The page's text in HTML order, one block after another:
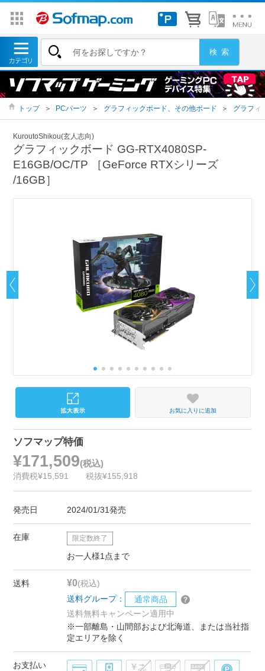
トップ ＞ PCパーツ ＞ グラフィックボード、その他ボード ＞ グラフィ
KuroutoShikou(玄人志向)
グラフィックボード GG-RTX4080SP-
E16GB/OC/TP ［GeForce RTXシリーズ
/16GB］
お気に入りに追加
ソフマップ特価
¥171,509(税込)
消費税¥15,591 税抜¥155,918
発売日 2024/01/31発売
在庫 限定数終了
お一人様1点まで
送料 ¥0(税込)
送料グループ：
通常商品
送料無料キャンペーン適用中
※一部離島・山間部および北海道、または当社指
定エリアを除く
お支払い